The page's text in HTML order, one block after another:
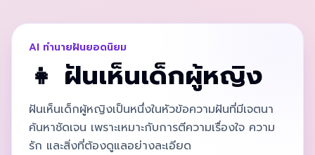
AI ทำนายฝันยอดนิยม
👧 ฝันเห็นเด็กผู้หญิง
ฝันเห็นเด็กผู้หญิงเป็นหนึ่งในหัวข้อความฝันที่มีเจตนา
ค้นหาชัดเจน เพราะเหมาะกับการตีความเรื่องใจ ความ
รัก และสิ่งที่ต้องดูแลอย่างละเอียด